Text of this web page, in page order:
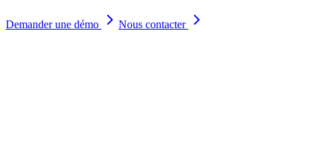
Demander une démo Nous contacter